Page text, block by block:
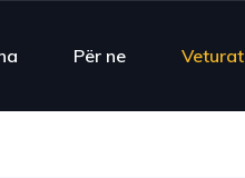
Për ne Veturat